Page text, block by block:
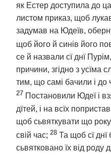
як Естер доступила до
листом приказ, щоб
задумав на Юдеїв,
щоб його й синів його
се й назвали сї днї
причини, згідно з усїма
тим, що самі бачили і до
27 Постановили Юдеї і
дїтей, і на всїх
щоб сьвяткувати що
свій час; 28 Та щоб сї днї
сьвятковано їх від роду